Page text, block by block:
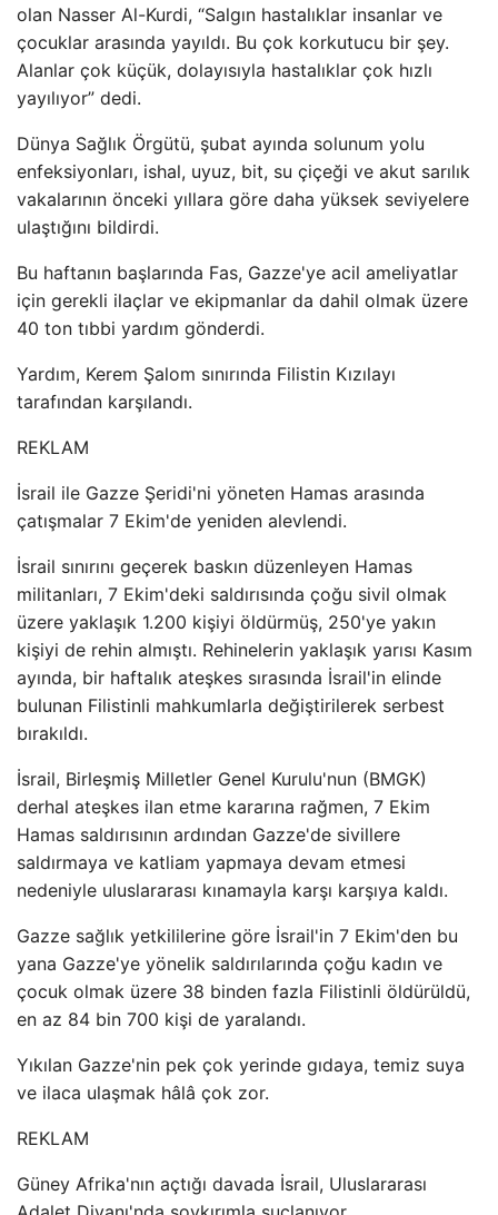
olan Nasser Al-Kurdi, “Salgın hastalıklar insanlar ve
çocuklar arasında yayıldı. Bu çok korkutucu bir şey.
Alanlar çok küçük, dolayısıyla hastalıklar çok hızlı
yayılıyor” dedi.
Dünya Sağlık Örgütü, şubat ayında solunum yolu
enfeksiyonları, ishal, uyuz, bit, su çiçeği ve akut sarılık
vakalarının önceki yıllara göre daha yüksek seviyelere
ulaştığını bildirdi.
Bu haftanın başlarında Fas, Gazze'ye acil ameliyatlar
için gerekli ilaçlar ve ekipmanlar da dahil olmak üzere
40 ton tıbbi yardım gönderdi.
Yardım, Kerem Şalom sınırında Filistin Kızılayı
tarafından karşılandı.
REKLAM
İsrail ile Gazze Şeridi'ni yöneten Hamas arasında
çatışmalar 7 Ekim'de yeniden alevlendi.
İsrail sınırını geçerek baskın düzenleyen Hamas
militanları, 7 Ekim'deki saldırısında çoğu sivil olmak
üzere yaklaşık 1.200 kişiyi öldürmüş, 250'ye yakın
kişiyi de rehin almıştı. Rehinelerin yaklaşık yarısı Kasım
ayında, bir haftalık ateşkes sırasında İsrail'in elinde
bulunan Filistinli mahkumlarla değiştirilerek serbest
bırakıldı.
İsrail, Birleşmiş Milletler Genel Kurulu'nun (BMGK)
derhal ateşkes ilan etme kararına rağmen, 7 Ekim
Hamas saldırısının ardından Gazze'de sivillere
saldırmaya ve katliam yapmaya devam etmesi
nedeniyle uluslararası kınamayla karşı karşıya kaldı.
Gazze sağlık yetkililerine göre İsrail'in 7 Ekim'den bu
yana Gazze'ye yönelik saldırılarında çoğu kadın ve
çocuk olmak üzere 38 binden fazla Filistinli öldürüldü,
en az 84 bin 700 kişi de yaralandı.
Yıkılan Gazze'nin pek çok yerinde gıdaya, temiz suya
ve ilaca ulaşmak hâlâ çok zor.
REKLAM
Güney Afrika'nın açtığı davada İsrail, Uluslararası